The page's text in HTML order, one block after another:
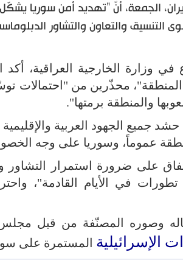
الجمعة، أنّ "تهديد أمن سوريا
التنسيق والتعاون والتشاور
وزارة الخارجية العراقية،
محذّرين من "احتمالات
والمنطقة برمتها".
جميع الجهود العربية
عموماً، وسوريا على وجه
على ضرورة استمرار التشاور
في الأيام القادمة"،
وصوره المصنّفة من قبل
الإسرائيلية المستمرة على